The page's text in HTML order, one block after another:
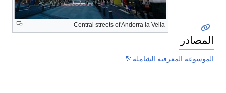
Central streets of Andorra la Vella
المصادر
الموسوعة المعرفية الشاملة